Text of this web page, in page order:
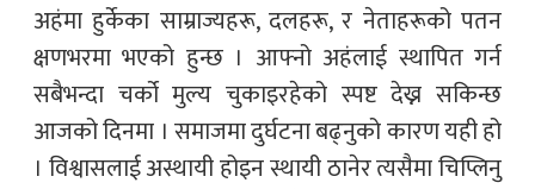
अहंमा हुर्केका साम्राज्यहरू, दलहरू, र नेताहरूको पतन
क्षणभरमा भएको हुन्छ । आफ्नो अहंलाई स्थापित गर्न
सबैभन्दा चर्को मुल्य चुकाइरहेको स्पष्ट देख्न सकिन्छ
आजको दिनमा । समाजमा दुर्घटना बढ्नुको कारण यही हो
। विश्वासलाई अस्थायी होइन स्थायी ठानेर त्यसैमा चिप्लिनु